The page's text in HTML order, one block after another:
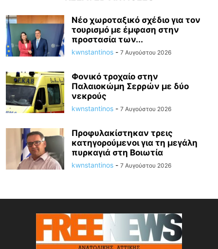
Νέο χωροταξικό σχέδιο για τον
τουρισμό με έμφαση στην
προστασία των...
kwnstantinos - 7 Αυγούστου 2026
Φονικό τροχαίο στην
Παλαιοκώμη Σερρών με δύο
νεκρούς
kwnstantinos - 7 Αυγούστου 2026
Προφυλακίστηκαν τρεις
κατηγορούμενοι για τη μεγάλη
πυρκαγιά στη Βοιωτία
kwnstantinos - 7 Αυγούστου 2026